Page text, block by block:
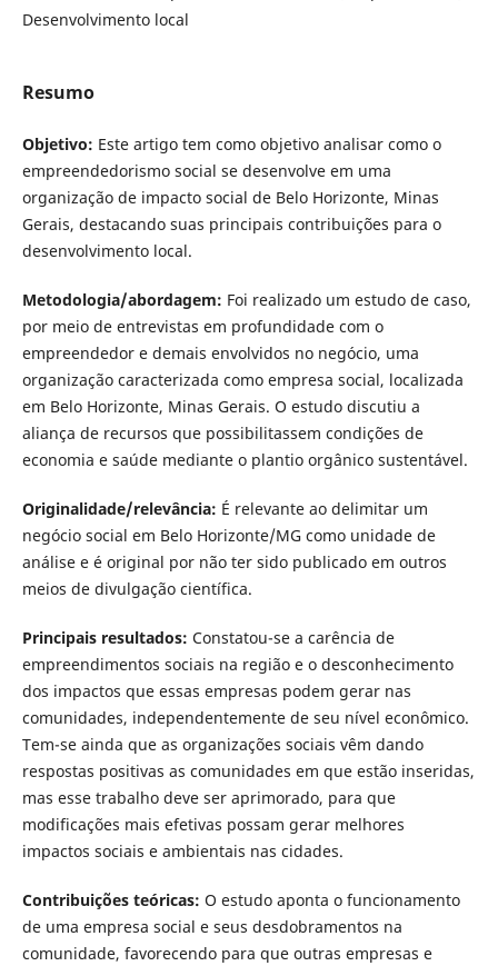
Desenvolvimento local
Resumo
Objetivo: Este artigo tem como objetivo analisar como o
empreendedorismo social se desenvolve em uma
organização de impacto social de Belo Horizonte, Minas
Gerais, destacando suas principais contribuições para o
desenvolvimento local.
Metodologia/abordagem: Foi realizado um estudo de caso,
por meio de entrevistas em profundidade com o
empreendedor e demais envolvidos no negócio, uma
organização caracterizada como empresa social, localizada
em Belo Horizonte, Minas Gerais. O estudo discutiu a
aliança de recursos que possibilitassem condições de
economia e saúde mediante o plantio orgânico sustentável.
Originalidade/relevância: É relevante ao delimitar um
negócio social em Belo Horizonte/MG como unidade de
análise e é original por não ter sido publicado em outros
meios de divulgação científica.
Principais resultados: Constatou-se a carência de
empreendimentos sociais na região e o desconhecimento
dos impactos que essas empresas podem gerar nas
comunidades, independentemente de seu nível econômico.
Tem-se ainda que as organizações sociais vêm dando
respostas positivas as comunidades em que estão inseridas,
mas esse trabalho deve ser aprimorado, para que
modificações mais efetivas possam gerar melhores
impactos sociais e ambientais nas cidades.
Contribuições teóricas: O estudo aponta o funcionamento
de uma empresa social e seus desdobramentos na
comunidade, favorecendo para que outras empresas e